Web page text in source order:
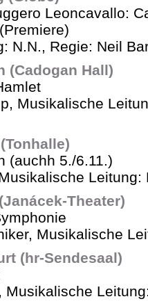
Leoncavallo:
N.N., Regie: Neil
(Cadogan Hall)
Musikalische
(auchh 5./6.11.)
Leitung:
Theater)
Musikalische
(hr-Sendesaal)
Musikalische